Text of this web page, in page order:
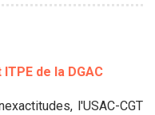
ITPE de la DGAC
l'USAC-CGT